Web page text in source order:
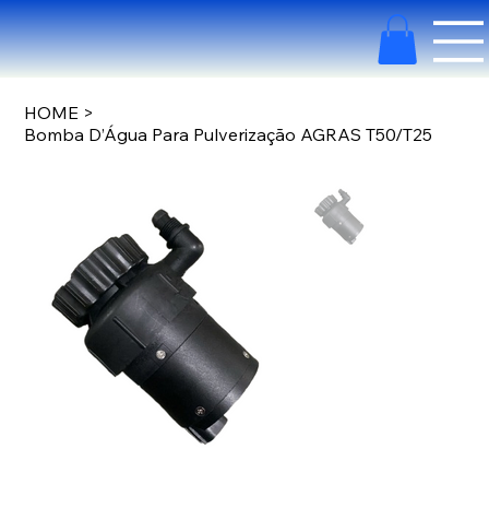
HOME >
Bomba D’Água Para Pulverização AGRAS T50/T25